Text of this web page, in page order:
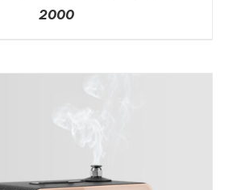
DETAILS
2000